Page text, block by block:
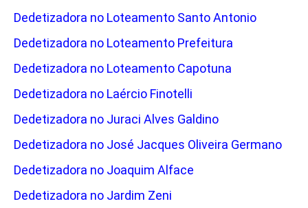
Dedetizadora no Loteamento Santo Antonio
Dedetizadora no Loteamento Prefeitura
Dedetizadora no Loteamento Capotuna
Dedetizadora no Laércio Finotelli
Dedetizadora no Juraci Alves Galdino
Dedetizadora no José Jacques Oliveira Germano
Dedetizadora no Joaquim Alface
Dedetizadora no Jardim Zeni